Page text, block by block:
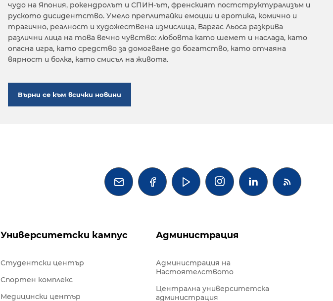
чудо на Япония, рокендролът и СПИН-ът, френският постструктурализъм и
руското дисидентство. Умело преплитайки емоции и еротика, комично и
трагично, реалност и художествена измислица, Варгас Льоса разкрива
различни лица на това вечно чувство: любовта като шемет и наслада, като
опасна игра, като средство за домогване до богатство, като отчаяна
вярност и болка, като смисъл на живота.
Върни се към всички новини
   
Университетски кампус Администрация
Студентски център
Спортен комплекс
Медицински център
Администрация на
Настоятелството
Централна университетска
администрация